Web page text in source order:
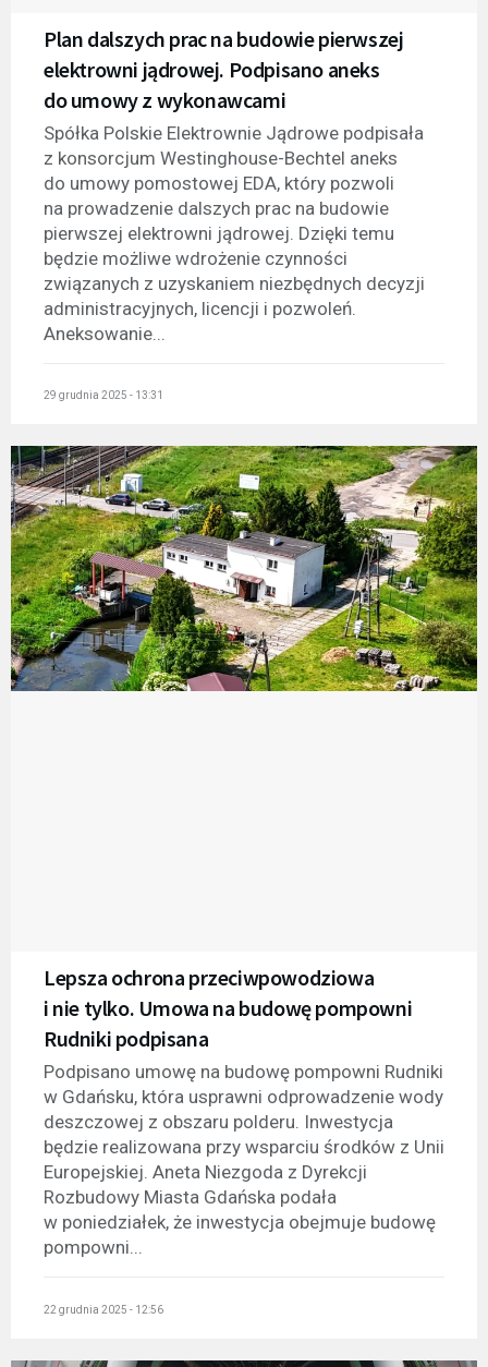
Plan dalszych prac na budowie pierwszej
elektrowni jądrowej. Podpisano aneks
do umowy z wykonawcami
Spółka Polskie Elektrownie Jądrowe podpisała
z konsorcjum Westinghouse-Bechtel aneks
do umowy pomostowej EDA, który pozwoli
na prowadzenie dalszych prac na budowie
pierwszej elektrowni jądrowej. Dzięki temu
będzie możliwe wdrożenie czynności
związanych z uzyskaniem niezbędnych decyzji
administracyjnych, licencji i pozwoleń.
Aneksowanie...
29 grudnia 2025 - 13:31
Lepsza ochrona przeciwpowodziowa
i nie tylko. Umowa na budowę pompowni
Rudniki podpisana
Podpisano umowę na budowę pompowni Rudniki
w Gdańsku, która usprawni odprowadzenie wody
deszczowej z obszaru polderu. Inwestycja
będzie realizowana przy wsparciu środków z Unii
Europejskiej. Aneta Niezgoda z Dyrekcji
Rozbudowy Miasta Gdańska podała
w poniedziałek, że inwestycja obejmuje budowę
pompowni...
22 grudnia 2025 - 12:56